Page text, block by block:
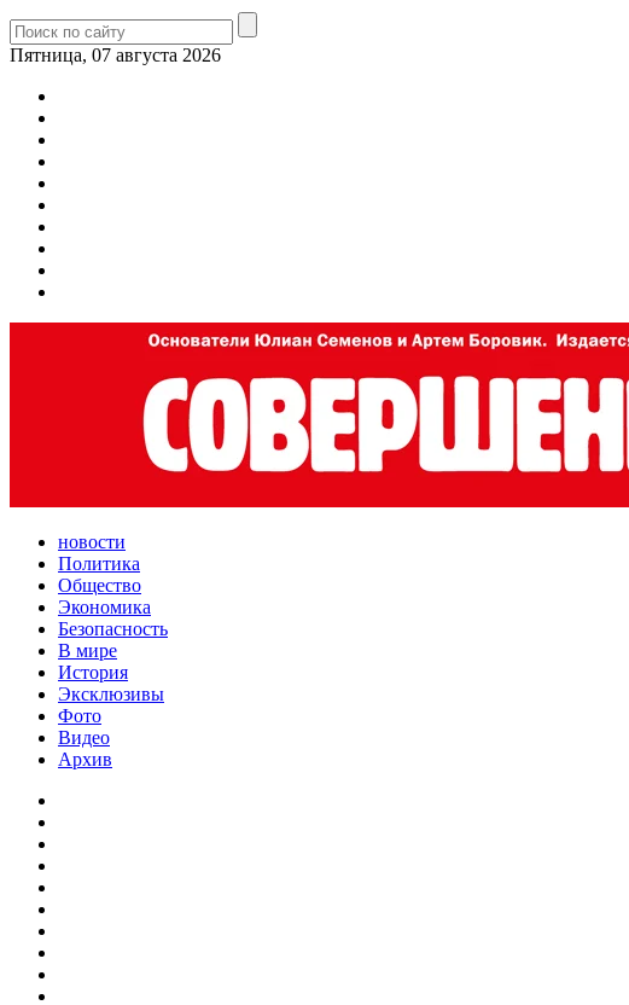
Пятница, 07 августа 2026
новости
Политика
Общество
Экономика
Безопасность
В мире
История
Эксклюзивы
Фото
Видео
Архив